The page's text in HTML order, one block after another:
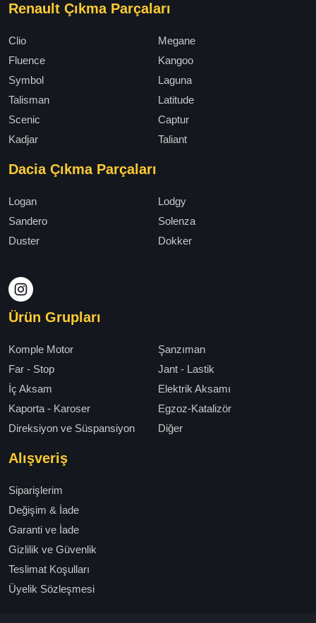
Renault Çıkma Parçaları
Clio
Megane
Fluence
Kangoo
Symbol
Laguna
Talisman
Latitude
Scenic
Captur
Kadjar
Taliant
Dacia Çıkma Parçaları
Logan
Lodgy
Sandero
Solenza
Duster
Dokker
Ürün Grupları
Komple Motor
Şanzıman
Far - Stop
Jant - Lastik
İç Aksam
Elektrik Aksamı
Kaporta - Karoser
Egzoz-Katalizör
Direksiyon ve Süspansiyon
Diğer
Alışveriş
Siparişlerim
Değişim & İade
Garanti ve İade
Gizlilik ve Güvenlik
Teslimat Koşulları
Üyelik Sözleşmesi